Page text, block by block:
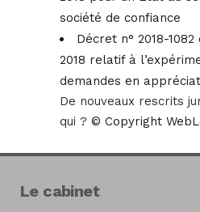
société de confiance
Décret n° 2018-
2018 relatif à
demandes en
De nouveaux rescrits
qui ? © Copyright
Le cabinet